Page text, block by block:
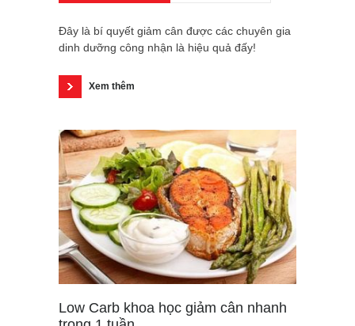
Đây là bí quyết giảm cân được các chuyên gia
dinh dưỡng công nhận là hiệu quả đấy!
Xem thêm
Low Carb khoa học giảm cân nhanh